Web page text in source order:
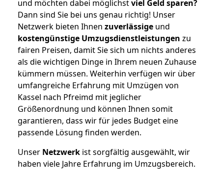
und möchten dabei möglichstviel Geld sparen?
Dann sind Sie bei uns genau richtig! Unser
Netzwerk bieten Ihnen zuverlässige und
kostengünstige Umzugsdienstleistungen zu
fairen Preisen, damit Sie sich um nichts anderes
als die wichtigen Dinge in Ihrem neuen Zuhause
kümmern müssen. Weiterhin verfügen wir über
umfangreiche Erfahrung mit Umzügen von
Kassel nach Pfreimd mit jeglicher
Größenordnung und können Ihnen somit
garantieren, dass wir für jedes Budget eine
passende Lösung finden werden.
Unser Netzwerk ist sorgfältig ausgewählt, wir
haben viele Jahre Erfahrung im Umzugsbereich.